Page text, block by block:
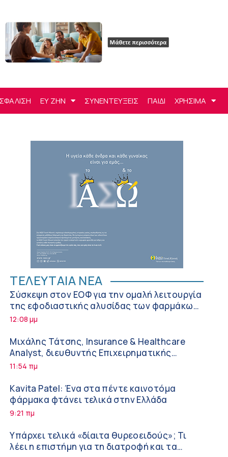
ΕΥ ΖΗΝ ΣΥΝΕΝΤΕΥΞΕΙΣ ΠΑΙΔΙ ΧΡΗΣΙΜΑ
ΤΕΛΕΥΤΑΙΑ ΝΕΑ
Σύσκεψη στον ΕΟΦ για την ομαλή λειτουργία
της εφοδιαστικής αλυσίδας των φαρμάκων
στη διάρκεια του καλοκαιριού
12:08 μμ
Μιχάλης Τάτσης, Insurance & Healthcare
Analyst, διευθυντής Επιχειρηματικής
Ανάπτυξης Ομίλου HHG
11:54 πμ
Kavita Patel: Ένα στα πέντε καινοτόμα
φάρμακα φτάνει τελικά στην Ελλάδα
9:21 πμ
Υπάρχει τελικά «δίαιτα θυρεοειδούς»; Τι
λέει η επιστήμη για τη διατροφή και τα